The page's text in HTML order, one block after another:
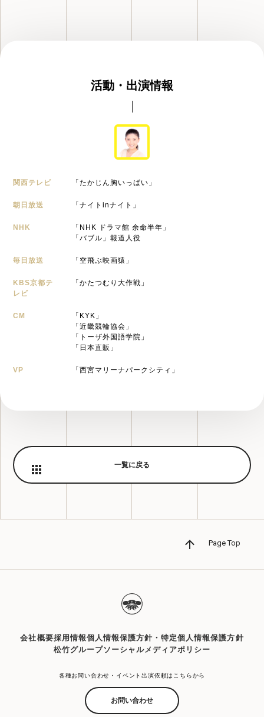
活動・出演情報
関西テレビ 「たかじん胸いっぱい」
朝日放送 「ナイトinナイト」
NHK
「NHK ドラマ館 余命半年」
「バブル」報道人役
毎日放送 「空飛ぶ映画猿」
KBS京都テ
レビ
「かたつむり大作戦」
CM
「KYK」
「近畿競輪協会」
「トーザ外国語学院」
「日本直販」
VP 「西宮マリーナパークシティ」
一覧に戻る
Page Top
会社概要採用情報個人情報保護方針・特定個人情報保護方針
松竹グループソーシャルメディアポリシー
各種お問い合わせ・イベント出演依頼はこちらから
お問い合わせ